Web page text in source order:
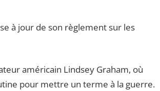
à jour de son règlement sur les
américain Lindsey Graham, où
pour mettre un terme à la guerre.